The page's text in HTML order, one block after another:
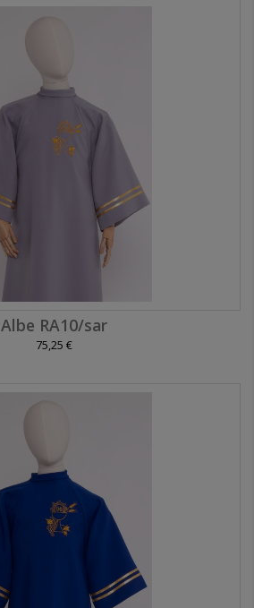
Albe RA10/sar
75,25 €